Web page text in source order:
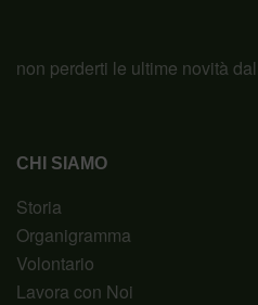
CHI SIAMO
Storia
Organigramma
Volontario
Lavora con Noi
non perderti le ultime novità